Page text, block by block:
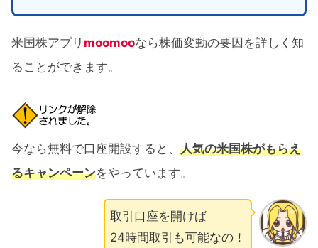
米国株アプリ moomooなら株価変動の要因を詳しく知
ることができます。
今なら無料で口座開設すると、 人気の米国株がもらえ
るキャンペーンをやっています。
取引口座を開けば
24時間取引も可能なの！